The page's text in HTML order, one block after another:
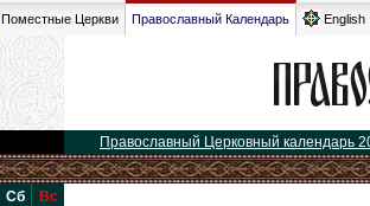
Поместные Церкви Православный Календарь English
Православный Церковный календарь
Сб
Вс